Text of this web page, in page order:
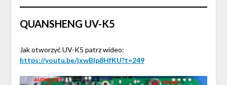
QUANSHENG UV-K5
Jak otworzyć UV-K5 patrz wideo:
https://youtu.be/jxwBlp8HfKU?t=249